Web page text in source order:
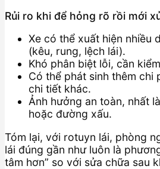
Rủi ro khi để hỏng rõ rồi mới
Xe có thể xuất hiện nhiều
(kêu, rung, lệch lái).
Khó phân biệt lỗi, cần
Có thể phát sinh thêm chi
chi tiết khác.
Ảnh hưởng an toàn, nhất
hoặc đường xấu.
Tóm lại, với rotuyn lái, phòng
lái đúng gần như luôn là
tâm hơn” so với sửa chữa sau